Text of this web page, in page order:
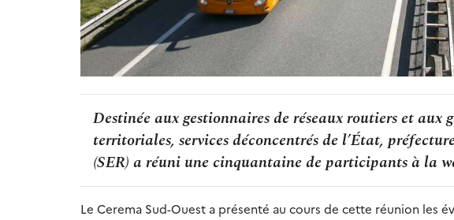
Destinée aux gestionnaires de réseaux routiers et
territoriales, services déconcentrés de l’État,
(SER) a réuni une cinquantaine de participants à la
Le Cerema Sud-Ouest a présenté au cours de cette réunion les